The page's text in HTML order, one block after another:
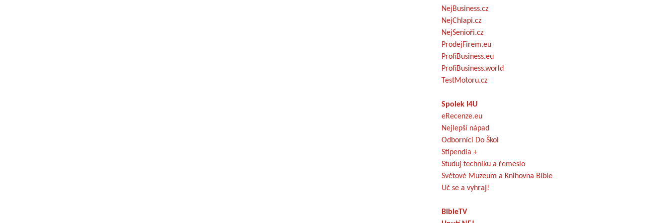
NejBusiness.cz
NejChlapi.cz
NejSenioři.cz
ProdejFirem.eu
ProfiBusiness.eu
ProfiBusiness.world
TestMotoru.cz
Spolek I4U
eRecenze.eu
Nejlepší nápad
Odborníci Do Škol
Stipendia +
Studuj techniku a řemeslo
Světové Muzeum a Knihovna Bible
Uč se a vyhraj!
BibleTV